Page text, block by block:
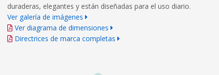
duraderas, elegantes y están diseñadas para el uso diario.
Ver galería de imágenes
Ver diagrama de dimensiones
Directrices de marca completas